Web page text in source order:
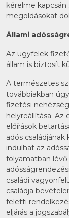
kérelme
megoldásokat
Állami
Az ügyfelek
állam is biztosít
A természetes
továbbiakban
fizetési
helyreállítása. Az
előírások
adós
indulhat az
folyamatban
családi
családja
feletti
eljárás a